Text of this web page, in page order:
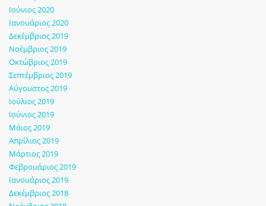
Ιούνιος 2020
Ιανουάριος 2020
Δεκέμβριος 2019
Νοέμβριος 2019
Οκτώβριος 2019
Σεπτέμβριος 2019
Αύγουστος 2019
Ιούλιος 2019
Ιούνιος 2019
Μάιος 2019
Απρίλιος 2019
Μάρτιος 2019
Φεβρουάριος 2019
Ιανουάριος 2019
Δεκέμβριος 2018